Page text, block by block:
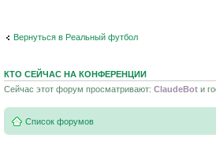
Вернуться в Реальный футбол
КТО СЕЙЧАС НА КОНФЕРЕНЦИИ
Сейчас этот форум просматривают: ClaudeBot и
Список форумов